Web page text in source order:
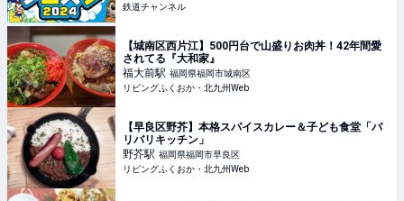
鉄道チャンネル
【城南区西片江】500円台で山盛りお肉丼！42年間愛
されてる『大和家』
福大前駅 福岡県福岡市城南区
リビングふくおか・北九州Web
【早良区野芥】本格スパイスカレー＆子ども食堂「バ
リバリキッチン」
野芥駅 福岡県福岡市早良区
リビングふくおか・北九州Web